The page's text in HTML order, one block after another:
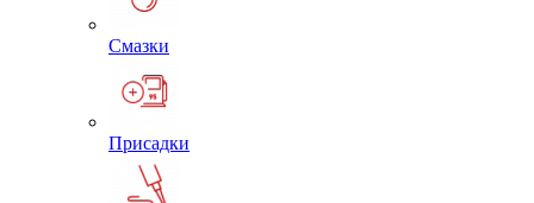
Смазки
Присадки